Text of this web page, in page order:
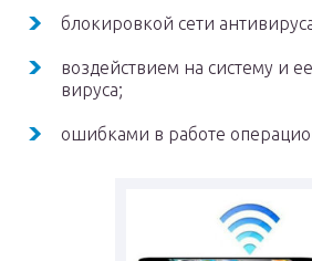
блокировкой сети
воздействием на систему и
вируса;
ошибками в работе